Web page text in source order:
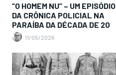
“O HOMEM NU” – UM EPISÓDIO
DA CRÔNICA POLICIAL NA
PARAÍBA DA DÉCADA DE 20
11/05/2026